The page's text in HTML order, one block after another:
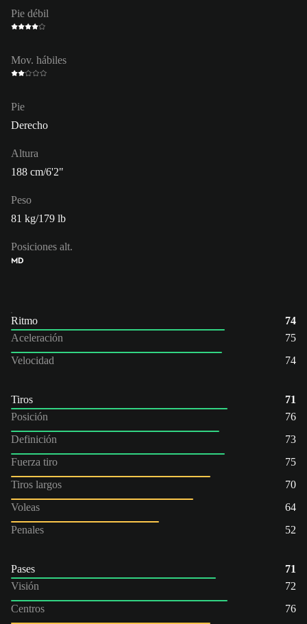
Pie débil
Mov. hábiles
Pie
Derecho
Altura
188 cm/6'2"
Peso
81 kg/179 lb
Posiciones alt.
MD
Ritmo
74
Aceleración
75
Velocidad
74
Tiros
71
Posición
76
Definición
73
Fuerza tiro
75
Tiros largos
70
Voleas
64
Penales
52
Pases
71
Visión
72
Centros
76